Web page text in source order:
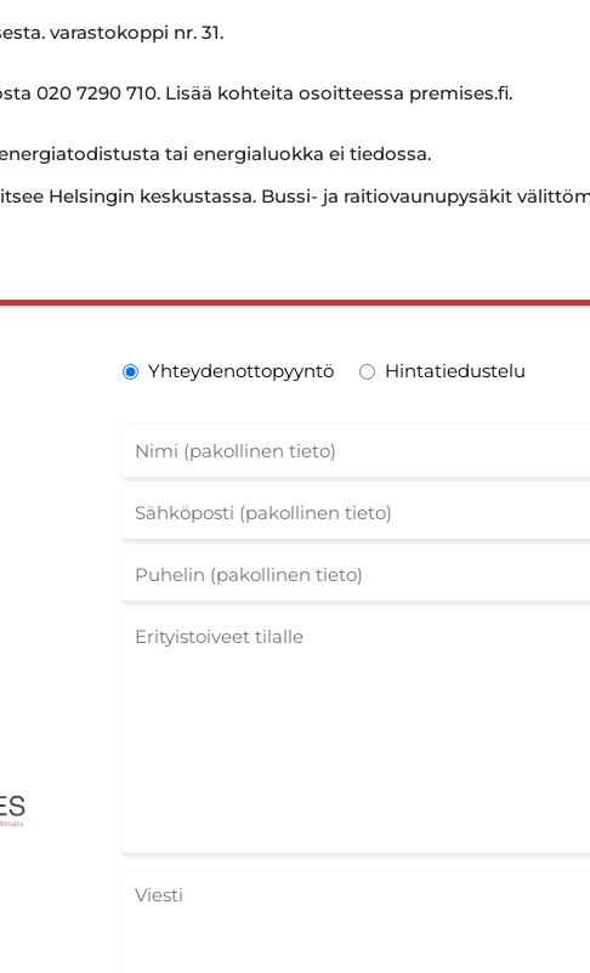
varastokoppi nr. 31.
020 7290 710. Lisää kohteita osoitteessa premises.fi.
tai energialuokka ei tiedossa.
Helsingin keskustassa. Bussi- ja raitiovaunupysäkit
Yhteydenottopyyntö Hintatiedustelu